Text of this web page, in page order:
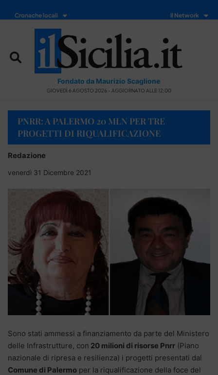
Cronache locali Il Network
Fondato da Maurizio Scaglione
GIOVEDÌ 6 AGOSTO 2026 - AGGIORNATO ALLE 12:00
PNRR: A PALERMO 20 MLN PER TRE
PROGETTI DI RIQUALIFICAZIONE
Redazione
venerdì 31 Dicembre 2021
Sono stati ammessi a finanziamento da parte del Ministero
delle Infrastrutture, con 20 milioni di risorse Pnrr (Piano
nazionale di ripresa e resilienza) i progetti presentati dal
Comune di Palermo per la riqualificazione della foce del